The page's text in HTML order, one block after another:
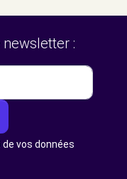
:
vos données